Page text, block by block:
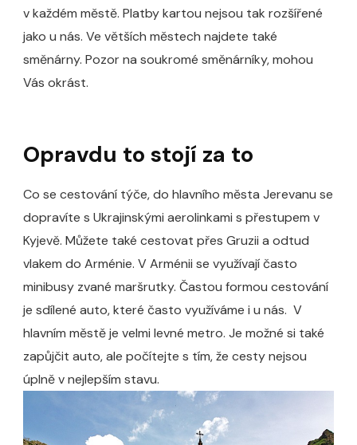
v každém městě. Platby kartou nejsou tak rozšířené
jako u nás. Ve větších městech najdete také
směnárny. Pozor na soukromé směnárníky, mohou
Vás okrást.
Opravdu to stojí za to
Co se cestování týče, do hlavního města Jerevanu se
dopravíte s Ukrajinskými aerolinkami s přestupem v
Kyjevě. Můžete také cestovat přes Gruzii a odtud
vlakem do Arménie. V Arménii se využívají často
minibusy zvané maršrutky. Častou formou cestování
je sdílené auto, které často využíváme i u nás. V
hlavním městě je velmi levné metro. Je možné si také
zapůjčit auto, ale počítejte s tím, že cesty nejsou
úplně v nejlepším stavu.